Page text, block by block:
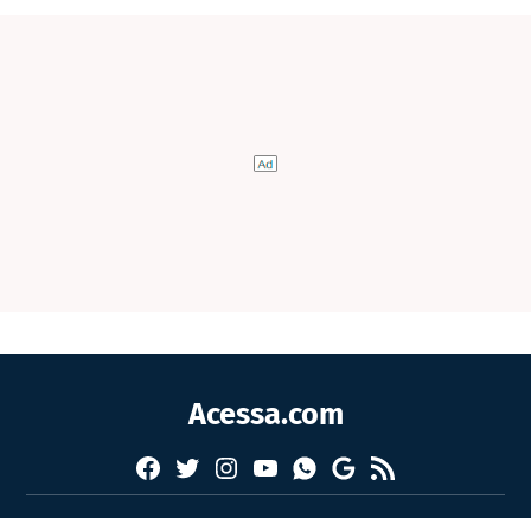
Acessa.com
Facebook
TwitterInstagram
YouTubeWhatsapp
Google
News
RSS